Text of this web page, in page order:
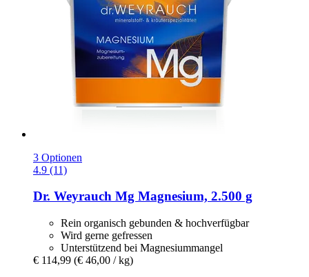
3 Optionen
4.9 (11)
Dr. Weyrauch Mg Magnesium, 2.500 g
Rein organisch gebunden & hochverfügbar
Wird gerne gefressen
Unterstützend bei Magnesiummangel
€ 114,99 (€ 46,00 / kg)